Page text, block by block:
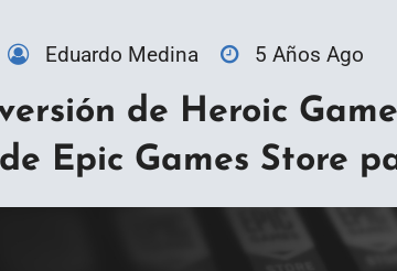
Eduardo Medina 5 Años Ago
de Heroic
Epic Games Store